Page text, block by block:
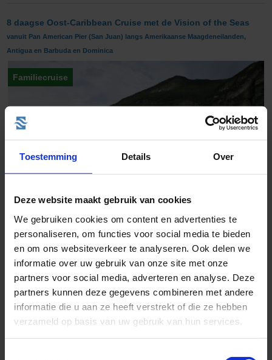
Toestemming Details Over
Deze website maakt gebruik van cookies
We gebruiken cookies om content en advertenties te
personaliseren, om functies voor social media te bieden
en om ons websiteverkeer te analyseren. Ook delen we
informatie over uw gebruik van onze site met onze
partners voor social media, adverteren en analyse. Deze
partners kunnen deze gegevens combineren met andere
informatie die u aan ze heeft verstrekt of die ze hebben
verzameld op basis van uw gebruik van hun services.
8 daagse Oost-Caribbean Cruise met de Vision of the Seas
vanuit Pan American Pier (San Juan) langs Amerikaanse Maagdeneilanden,
Antigua en Barbuda en Dominica
Familiecruise
Rederij: Royal Caribbean
Bestemming:
Oost-Caribbean
Vision of the Seas
Vaarroute:
Pan American Pier (San Juan), St. Thomas, St. Croix,
Antigua, Roseau, Dag op Zee, Philipsburg...
Cruise only (vluchten en transfers ook mogelijk)